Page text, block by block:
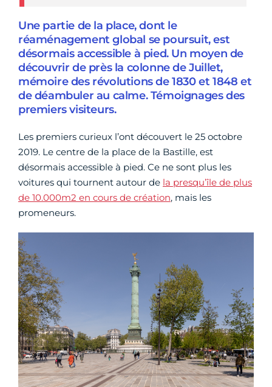
Une partie de la place, dont le
réaménagement global se poursuit, est
désormais accessible à pied. Un moyen de
découvrir de près la colonne de Juillet,
mémoire des révolutions de 1830 et 1848 et
de déambuler au calme. Témoignages des
premiers visiteurs.
Les premiers curieux l’ont découvert le 25 octobre
2019. Le centre de la place de la Bastille, est
désormais accessible à pied. Ce ne sont plus les
voitures qui tournent autour de la presqu’île de plus
de 10.000m2 en cours de création, mais les
promeneurs.